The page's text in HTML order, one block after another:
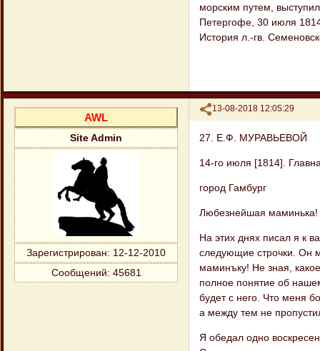
морским путем,
Петергофе, 30 июля 1814
История л.-гв.
Поделиться
13-08-2018 12:05:29
AWL
Site Admin
Зарегистрирован: 12-12-2010
Сообщений: 45681
27. Е.Ф. МУРАВЬЕВОЙ
14-го июля [1814].
город Гамбург
Любезнейшая маминька!
На этих днях писал я к
следующие строчки. Он
маминъку! Не зная,
полное понятие об
будет с него. Что меня
а между тем не
Я обедал одно